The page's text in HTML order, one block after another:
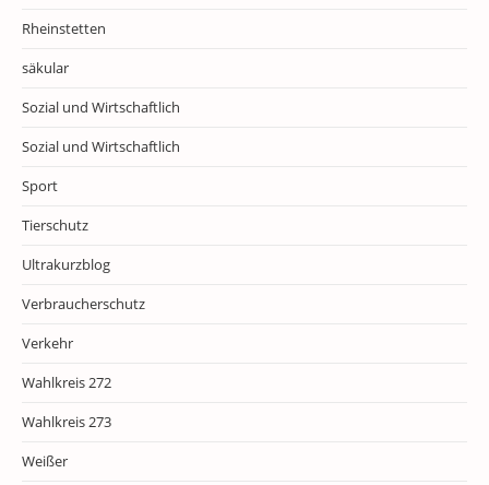
Rheinstetten
säkular
Sozial und Wirtschaftlich
Sozial und Wirtschaftlich
Sport
Tierschutz
Ultrakurzblog
Verbraucherschutz
Verkehr
Wahlkreis 272
Wahlkreis 273
Weißer